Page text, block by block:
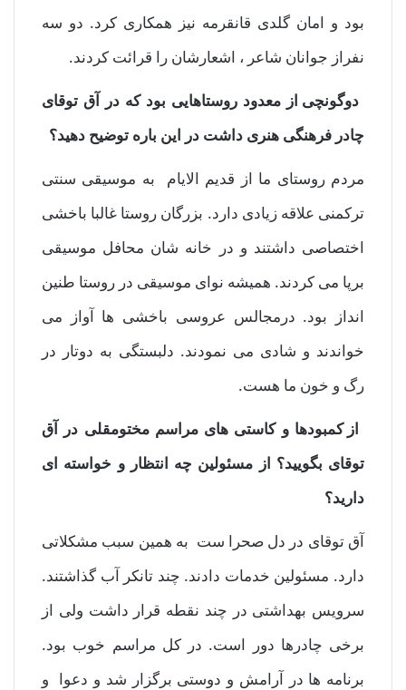
بود و امان گلدی قانقرمه نیز همکاری کرد. دو سه
نفراز جوانان شاعر ، اشعارشان را قرائت کردند.
دوگونچی از معدود روستاهایی بود که در آق توقای
چادر فرهنگی هنری داشت در این باره توضیح دهید؟
مردم روستای ما از قدیم الایام به موسیقی سنتی
ترکمنی علاقه زیادی دارد. بزرگان روستا غالبا باخشی
اختصاصی داشتند و در خانه شان محافل موسیقی
برپا می کردند. همیشه نوای موسیقی در روستا طنین
انداز بود. درمجالس عروسی باخشی ها آواز می
خواندند و شادی می نمودند. دلبستگی به دوتار در
رگ و خون ما هست.
از کمبودها و کاستی های مراسم مختومقلی در آق
توقای بگویید؟ از مسئولین چه انتظار و خواسته ای
دارید؟
آق توقای در دل صحرا ست به همین سبب مشکلاتی
دارد. مسئولین خدمات دادند. چند تانکر آب گذاشتند.
سرویس بهداشتی در چند نقطه قرار داشت ولی از
برخی چادرها دور است. در کل مراسم خوب بود.
برنامه ها در آرامش و دوستی برگزار شد و دعوا و